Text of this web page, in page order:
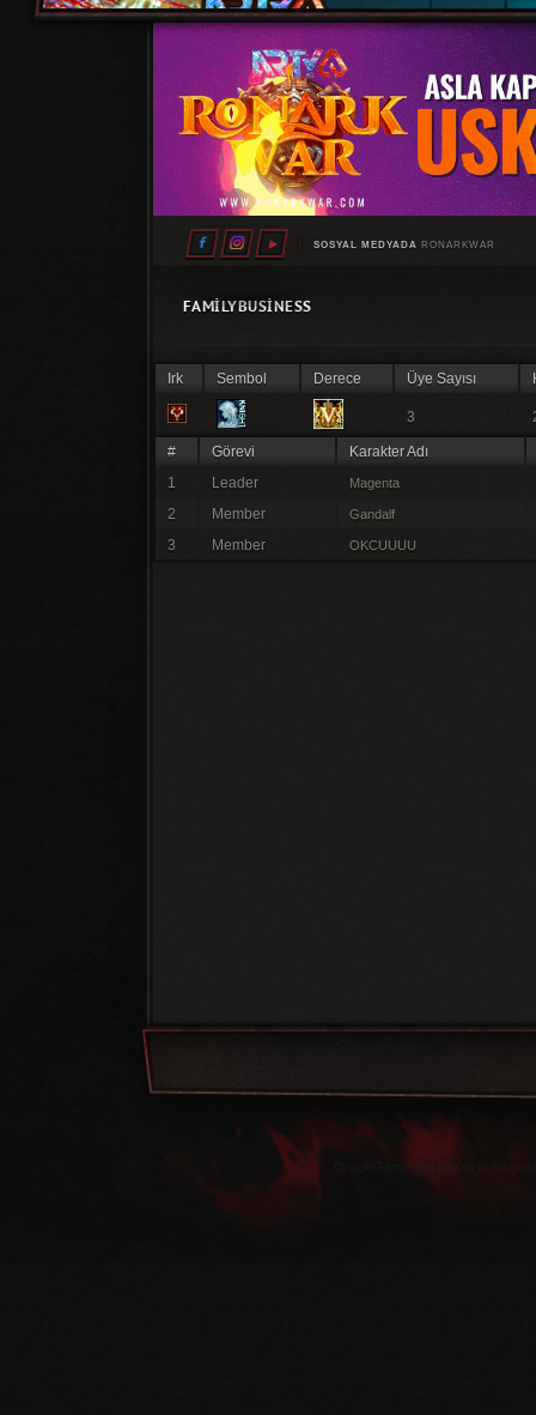
SOSYAL MEDYADA RONARKWAR
FAMILYBUSINESS
Irk Sembol Derece Üye Sayısı
3
# Görevi
Karakter Adı
1
Leader Magenta
2 Member Gandalf
3 Member OKCUUUU
OracleGamer.net olarak